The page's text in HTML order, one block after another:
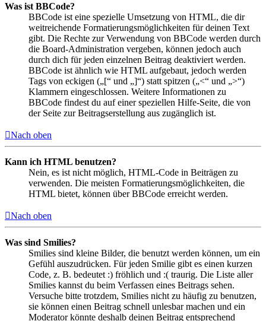
Was ist BBCode?
BBCode ist eine spezielle Umsetzung von HTML, die dir
weitreichende Formatierungsmöglichkeiten für deinen Text
gibt. Die Rechte zur Verwendung von BBCode werden durch
die Board-Administration vergeben, können jedoch auch
durch dich für jeden einzelnen Beitrag deaktiviert werden.
BBCode ist ähnlich wie HTML aufgebaut, jedoch werden
Tags von eckigen („[“ und „]“) statt spitzen („<“ und „>“)
Klammern eingeschlossen. Weitere Informationen zu
BBCode findest du auf einer speziellen Hilfe-Seite, die von
der Seite zur Beitragserstellung aus zugänglich ist.
Nach oben
Kann ich HTML benutzen?
Nein, es ist nicht möglich, HTML-Code in Beiträgen zu
verwenden. Die meisten Formatierungsmöglichkeiten, die
HTML bietet, können über BBCode erreicht werden.
Nach oben
Was sind Smilies?
Smilies sind kleine Bilder, die benutzt werden können, um ein
Gefühl auszudrücken. Für jeden Smilie gibt es einen kurzen
Code, z. B. bedeutet :) fröhlich und :( traurig. Die Liste aller
Smilies kannst du beim Verfassen eines Beitrags sehen.
Versuche bitte trotzdem, Smilies nicht zu häufig zu benutzen,
sie können einen Beitrag schnell unlesbar machen und ein
Moderator könnte deshalb deinen Beitrag entsprechend